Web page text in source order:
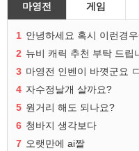
마영전 게임
1 안녕하세요 혹시 이런경
2 뉴비 캐릭 추천 부탁 드립
3 마영전 인벤이 바꼇군요
4 자수정날개 살까요?
5 원거리 해도 되나요?
6 청바지 생각보다
7 오랫만에 ai짤